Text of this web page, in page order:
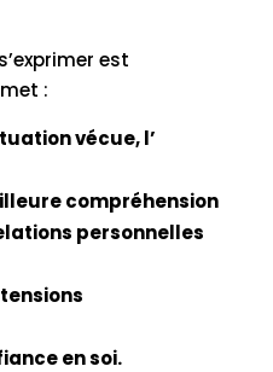
est
:
vécue, l’
compréhension
personnelles
en soi.